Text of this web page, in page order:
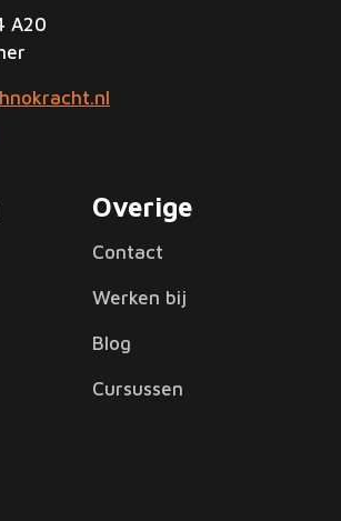
A20
Overige
Contact
Werken bij
Blog
Cursussen